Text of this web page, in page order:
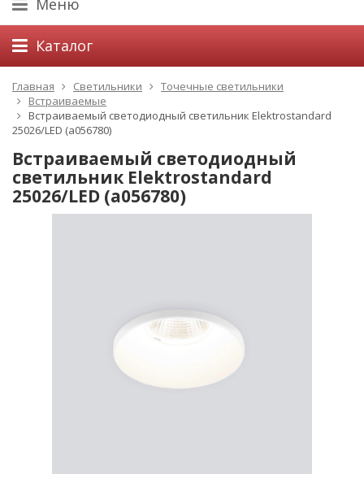
Меню
Каталог
Главная Светильники
Точечные светильники
Встраиваемые
Встраиваемый светодиодный светильник Elektrostandard
25026/LED (a056780)
Встраиваемый светодиодный
светильник Elektrostandard
25026/LED (a056780)